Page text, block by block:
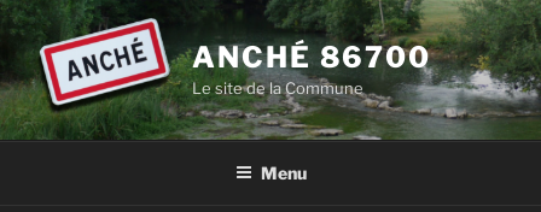
Aller
contenu
principal
ANCHÉ 86700
Le site de la Commune
Menu